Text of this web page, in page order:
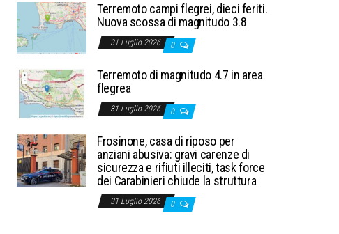
Terremoto campi flegrei, dieci feriti.
Nuova scossa di magnitudo 3.8
31 Luglio 2026 0
Terremoto di magnitudo 4.7 in area
flegrea
31 Luglio 2026 0
Frosinone, casa di riposo per
anziani abusiva: gravi carenze di
sicurezza e rifiuti illeciti, task force
dei Carabinieri chiude la struttura
31 Luglio 2026 0